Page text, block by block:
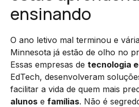
ensinando
O ano letivo mal terminou e
Minnesota já estão de olho no
Essas empresas de tecnologia
EdTech, desenvolveram
facilitar a vida de quem mais
alunos e famílias. Não é